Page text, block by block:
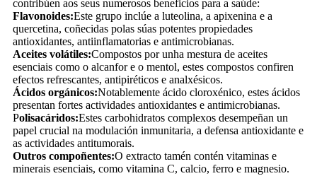
contribúen aos seus numerosos beneficios para a saúde:
Flavonoides:Este grupo inclúe a luteolina, a apixenina e a
quercetina, coñecidas polas súas potentes propiedades
antioxidantes, antiinflamatorias e antimicrobianas.
Aceites volátiles:Compostos por unha mestura de aceites
esenciais como o alcanfor e o mentol, estes compostos confiren
efectos refrescantes, antipiréticos e analxésicos.
Ácidos orgánicos:Notablemente ácido cloroxénico, estes ácidos
presentan fortes actividades antioxidantes e antimicrobianas.
Polisacáridos:Estes carbohidratos complexos desempeñan un
papel crucial na modulación inmunitaria, a defensa antioxidante e
as actividades antitumorais.
Outros compoñentes:O extracto tamén contén vitaminas e
minerais esenciais, como vitamina C, calcio, ferro e magnesio.